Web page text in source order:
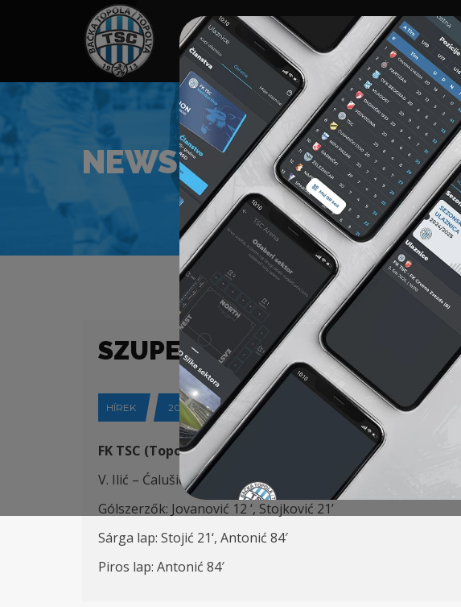
HOME TÁMOGATÓK NEWS GALÉRIA „A” CSAPAT
NEWS
SZUPER LIGA (22/23) 23.
HÍREK 2023-02-26
FK TSC (Topolya
) – FK Spartak (Szabadka) 2:2
V. Ilić – Ćalušić, Stojić, Antonić (K) – Petrović, Milosavljević
Gólszerzők: Jovanović 12 ‘, Stojković 21’
Sárga lap: Stojić 21‘, Antonić 84′
Piros lap: Antonić 84′